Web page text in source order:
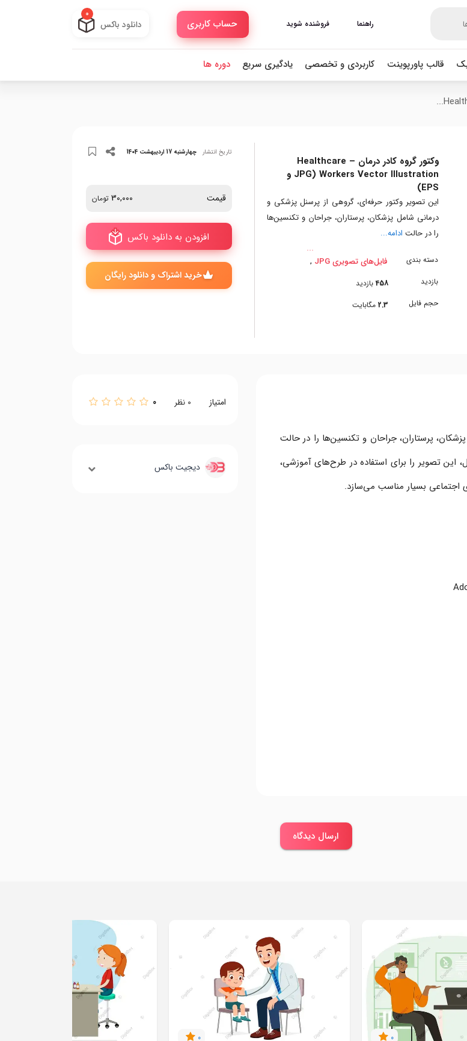
راهنما فروشنده شوید حساب کاربری دانلود باکس
0
قالب پاورپوینت کاربردی و تخصصی یادگیری سریع دوره ها
وکتور گروه کادر درمان – Healthcare
Workers Vector Illustration (JPG و
EPS)
این تصویر وکتور حرفه‌ای، گروهی از پرسنل پزشکی و
درمانی شامل پزشکان، پرستاران، جراحان و تکنسین‌ها
را در حالت ادامه...
دسته بندی
بازدید
حجم فایل
فایل‌های تصویری JPG ,
458 بازدید
2.3 مگابایت
تاریخ انتشار چهارشنبه 17 اردیبهشت 1404
قیمت 30,000 تومان
افزودن به دانلود باکس
خرید اشتراک و دانلود رایگان
پرستاران، جراحان و تکنسین‌ها را در حالت
این تصویر را برای استفاده در طرح‌های آموزشی،
بسیار مناسب می‌سازد.
ارسال دیدگاه
امتیاز 0 نظر 0
دیجیت باکس
0
0